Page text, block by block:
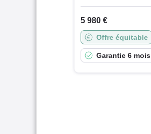
5 980 €
Offre équitable
Garantie 6 mois